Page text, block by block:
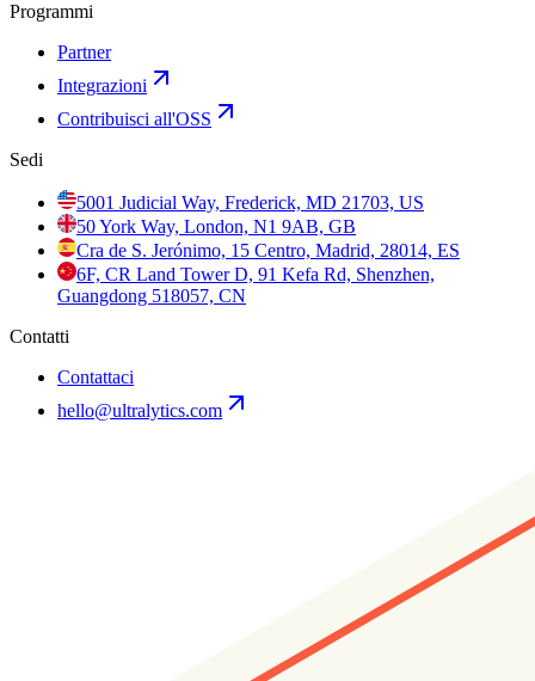
Programmi
Partner
Integrazioni
Contribuisci all'OSS
Sedi
5001 Judicial Way, Frederick, MD 21703, US
50 York Way, London, N1 9AB, GB
Cra de S. Jerónimo, 15 Centro, Madrid, 28014, ES
6F, CR Land Tower D, 91 Kefa Rd, Shenzhen,
Guangdong 518057, CN
Contatti
Contattaci
hello@ultralytics.com